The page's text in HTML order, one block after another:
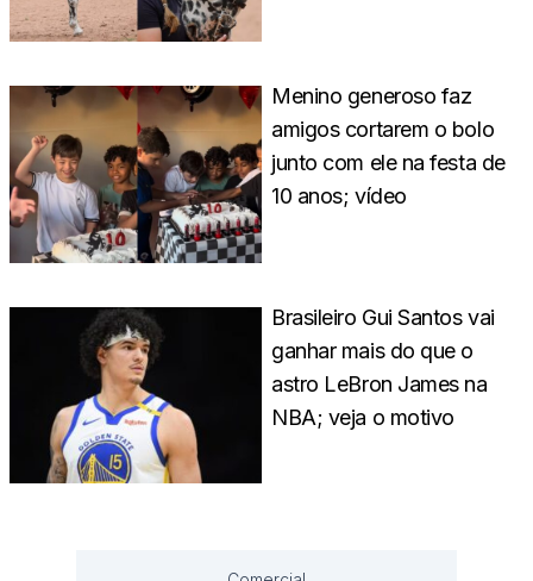
Menino generoso faz
amigos cortarem o bolo
junto com ele na festa de
10 anos; vídeo
Brasileiro Gui Santos vai
ganhar mais do que o
astro LeBron James na
NBA; veja o motivo